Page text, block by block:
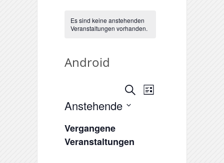
Es sind keine anstehenden
Veranstaltungen vorhanden.
Android
Veranstaltungen
Suche
Ansichten,
SucheVeranstaltung
Liste
Anstehende
wählen.
Vergangene
Veranstaltungen